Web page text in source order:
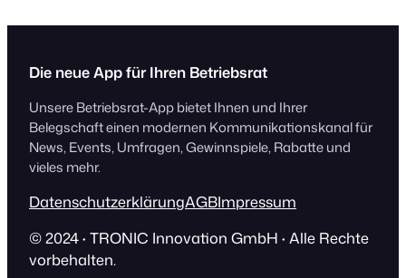
Die neue App für Ihren Betriebsrat
Unsere Betriebsrat-App bietet Ihnen und Ihrer
Belegschaft einen modernen Kommunikationskanal für
News, Events, Umfragen, Gewinnspiele, Rabatte und
vieles mehr.
DatenschutzerklärungAGBImpressum
© 2024· TRONIC Innovation GmbH · Alle Rechte
vorbehalten.